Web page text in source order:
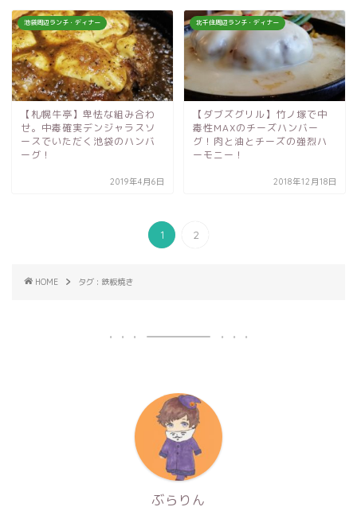
池袋周辺ランチ・ディナー
【札幌牛亭】卑怯な組み合わ
せ。中毒確実デンジャラスソ
ースでいただく池袋のハンバ
ーグ！
2019年4月6日
北千住周辺ランチ・ディナー
【ダブズグリル】竹ノ塚で中
毒性MAXのチーズハンバー
グ！肉と油とチーズの強烈ハ
ーモニー！
2018年12月18日
1 2
HOME タグ : 鉄板焼き
ぶらりん